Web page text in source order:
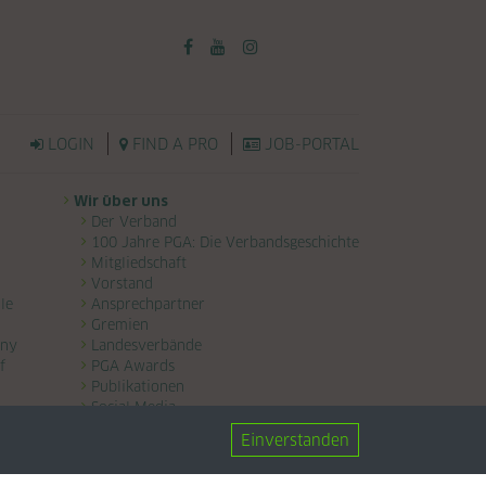
Einverstanden
LOGIN FIND A PRO JOB-PORTAL
Wir über uns
Der Verband
100 Jahre PGA: Die Verbandsgeschichte
Mitgliedschaft
Vorstand
Ansprechpartner
Gremien
Landesverbände
PGA Awards
Publikationen
Social Media